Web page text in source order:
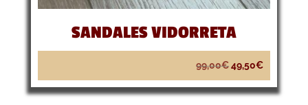
SANDALES VIDORRETA
99,00€Le
prix
initial
49,50€Le
prix
actuel